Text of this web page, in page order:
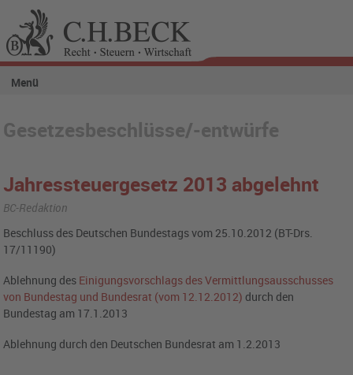
Menü
Gesetzesbeschlüsse/-entwürfe
Jahressteuergesetz 2013 abgelehnt
BC-Redaktion
Beschluss des Deutschen Bundestags vom 25.10.2012 (BT-Drs.
17/11190)
Ablehnung des Einigungsvorschlags des Vermittlungsausschusses
von Bundestag und Bundesrat (vom 12.12.2012) durch den
Bundestag am 17.1.2013
Ablehnung durch den Deutschen Bundesrat am 1.2.2013